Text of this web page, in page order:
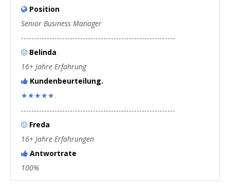
 Position
Senior Business Manager
------------------------------------------------------------
 Belinda
16+ Jahre Erfahrung
 Kundenbeurteilung.
★★★★★.
------------------------------------------------------------
 Freda
16+ Jahre Erfahrungen
 Antwortrate
100%